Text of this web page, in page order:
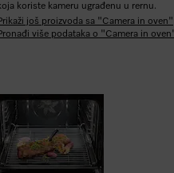
koriste kameru ugrađenu u rernu.
još proizvoda sa "Camera in oven"
više podataka o "Camera in